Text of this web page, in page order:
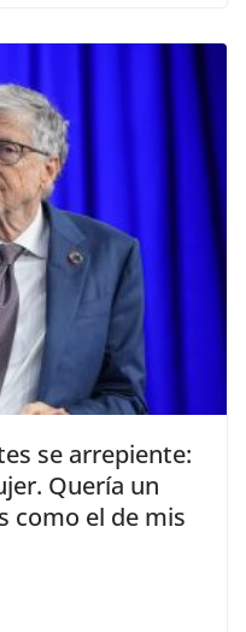
se arrepiente:
Quería un
como el de mis